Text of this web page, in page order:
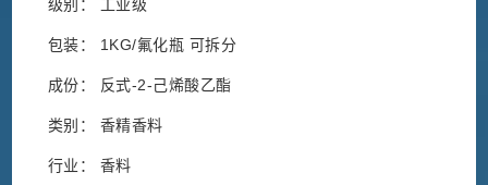
级别： 工业级
包装： 1KG/氟化瓶 可拆分
成份： 反式-2-己烯酸乙酯
类别： 香精香料
行业： 香料